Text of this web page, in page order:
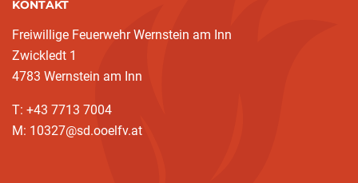
KONTAKT
Freiwillige Feuerwehr Wernstein am Inn
Zwickledt 1
4783 Wernstein am Inn
T: +43 7713 7004
M: 10327@sd.ooelfv.at